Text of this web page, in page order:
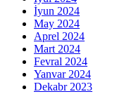
İyun 2024
May 2024
Aprel 2024
Mart 2024
Fevral 2024
Yanvar 2024
Dekabr 2023